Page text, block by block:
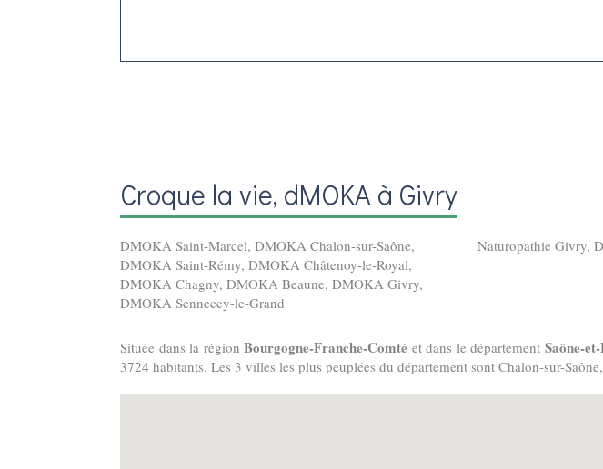
Croque la vie, dMOKA à Givry
DMOKA Saint-Marcel, DMOKA Chalon-sur-Saône,
DMOKA Saint-Rémy, DMOKA Châtenoy-le-Royal,
DMOKA Chagny, DMOKA Beaune, DMOKA Givry,
DMOKA Sennecey-le-Grand
Naturopathie Givry,
Située dans la régionBourgogne-Franche-Comté et dans le département Saône-
3724 habitants. Les 3 villes les plus peuplées du département sont Chalon-sur-